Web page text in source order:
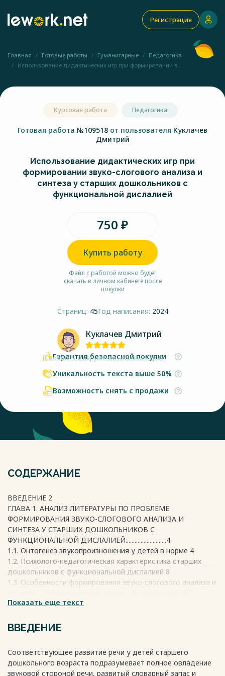
Регистрация
Главная Готовые работы Гуманитарные
Педагогика
Использование дидактических игр при формировании з...
Курсовая работа Педагогика
Готовая работа №109518 от пользователя Куклачев
Дмитрий
Использование дидактических игр при
формировании звуко-слогового анализа и
синтеза у старших дошкольников с
функциональной дислалией
750 ₽
Купить работу
Файл с работой можно будет
скачать в личном кабинете после
покупки
Страниц: 45Год написания: 2024
Куклачев Дмитрий
Сообщить о нарушении авторских прав
Гарантия безопасной покупки
Уникальность текста выше 50%
Возможность снять с продажи
СОДЕРЖАНИЕ
ВВЕДЕНИЕ 2
ГЛАВА 1. АНАЛИЗ ЛИТЕРАТУРЫ ПО ПРОБЛЕМЕ
ФОРМИРОВАНИЯ ЗВУКО-СЛОГОВОГО АНАЛИЗА И
СИНТЕЗА У СТАРШИХ ДОШКОЛЬНИКОВ С
ФУНКЦИОНАЛЬНОЙ ДИСЛАЛИЕЙ...........................4
1.1. Онтогенез звукопроизношения у детей в норме 4
1.2. Психолого-педагогическая характеристика старших
дошкольников с функциональной дислалией 8
1.3. Особенности формирования звуко-слогового анализа и
дислалией 12
ДЕТЕЙ СТАРШЕГО ДОШКОЛЬНОГО ВОЗРАСТА С
ФУНКЦИОНАЛЬНОЙ ДИСЛАЛИЕЙ 17
обследования детей старшего дошкольного возраста 17
2.2. Методика обследования звуко-слогового анализа и
Показать еще текст
ВВЕДЕНИЕ
Соответствующее развитие речи у детей старшего
дошкольного возраста подразумевает полное овладение
звуковой стороной речи, развитый словарный запас и